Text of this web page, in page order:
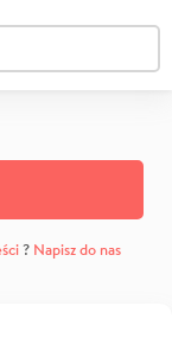
? Napisz do nas